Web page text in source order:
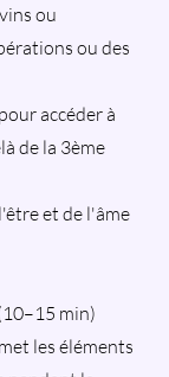
ou
ou des
accéder à
de la 3ème
et de l'âme
min)
les éléments